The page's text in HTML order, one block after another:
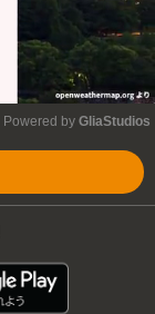
Powered by GliaStudios